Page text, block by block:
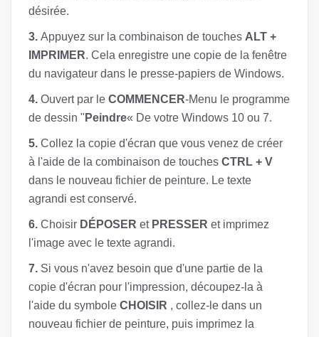
désirée.
3. Appuyez sur la combinaison de touches ALT +
IMPRIMER. Cela enregistre une copie de la fenêtre
du navigateur dans le presse-papiers de Windows.
4. Ouvert par le COMMENCER-Menu le programme
de dessin " Peindre« De votre Windows 10 ou 7.
5. Collez la copie d'écran que vous venez de créer
à l'aide de la combinaison de touches CTRL + V
dans le nouveau fichier de peinture. Le texte
agrandi est conservé.
6. Choisir DÉPOSER et PRESSER et imprimez
l'image avec le texte agrandi.
7. Si vous n'avez besoin que d'une partie de la
copie d'écran pour l'impression, découpez-la à
l'aide du symbole CHOISIR , collez-le dans un
nouveau fichier de peinture, puis imprimez la